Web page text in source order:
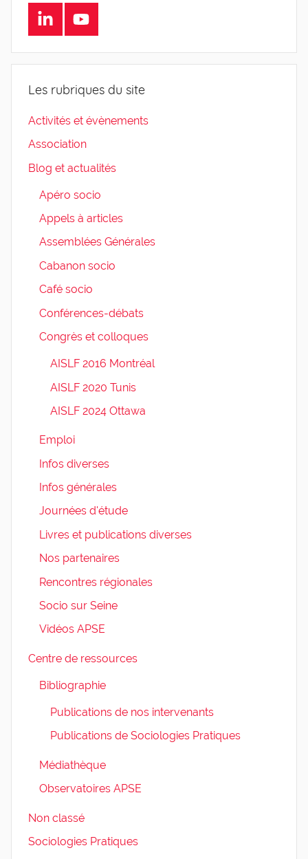
LinkedInYoutube
Les rubriques du site
Activités et évènements
Association
Blog et actualités
Apéro socio
Appels à articles
Assemblées Générales
Cabanon socio
Café socio
Conférences-débats
Congrès et colloques
AISLF 2016 Montréal
AISLF 2020 Tunis
AISLF 2024 Ottawa
Emploi
Infos diverses
Infos générales
Journées d'étude
Livres et publications diverses
Nos partenaires
Rencontres régionales
Socio sur Seine
Vidéos APSE
Centre de ressources
Bibliographie
Publications de nos intervenants
Publications de Sociologies Pratiques
Médiathèque
Observatoires APSE
Non classé
Sociologies Pratiques